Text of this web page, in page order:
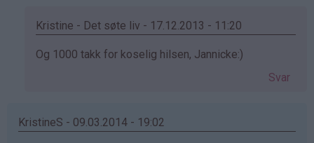
Kristine - Det søte liv - 17.12.2013 - 11:20
Som
Jannicke
Og 1000 takk for koselig hilsen, Jannicke:)
Svar
KristineS - 09.03.2014 - 19:02